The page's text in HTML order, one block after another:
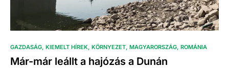
GAZDASÁG KIEMELT HÍREK KÖRNYEZET MAGYARORSZÁG ROMÁNIA
Már-már leállt a hajózás a Dunán